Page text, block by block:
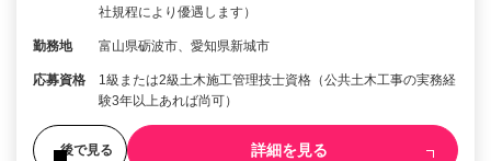
社規程により優遇します）
勤務地 富山県砺波市、愛知県新城市
応募資格
1級または2級土木施工管理技士資格（公共土木工事の実務経
験3年以上あれば尚可）
後で見る 詳細を見る